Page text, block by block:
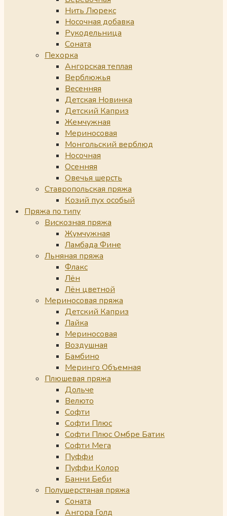
Нить Люрекс
Носочная добавка
Рукодельница
Соната
Пехорка
Ангорская теплая
Верблюжья
Весенняя
Детская Новинка
Детский Каприз
Жемчужная
Мериносовая
Монгольский верблюд
Носочная
Осенняя
Овечья шерсть
Ставропольская пряжа
Козий пух особый
Пряжа по типу
Вискозная пряжа
Жумчужная
Ламбада Фине
Льняная пряжа
Флакс
Лён
Лён цветной
Мериносовая пряжа
Детский Каприз
Лайка
Мериносовая
Воздушная
Бамбино
Меринго Объемная
Плюшевая пряжа
Дольче
Велюто
Софти
Софти Плюс
Софти Плюс Омбре Батик
Софти Мега
Пуффи
Пуффи Колор
Банни Беби
Полушерстяная пряжа
Соната
Ангора Голд